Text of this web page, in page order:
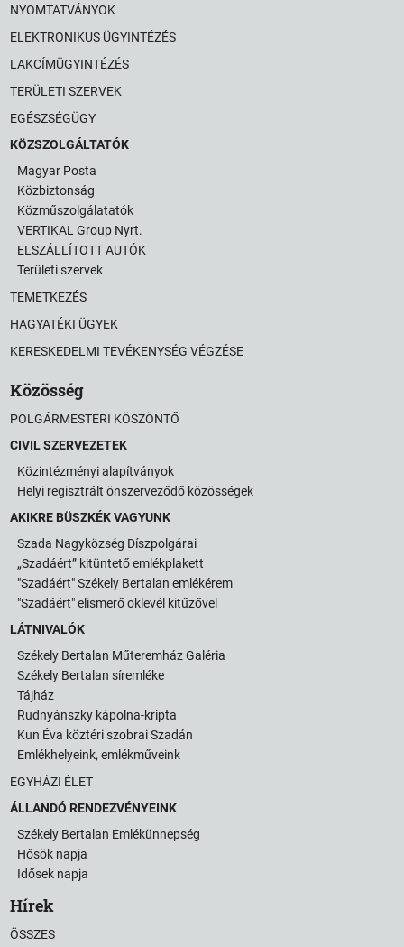
NYOMTATVÁNYOK
ELEKTRONIKUS ÜGYINTÉZÉS
LAKCÍMÜGYINTÉZÉS
TERÜLETI SZERVEK
EGÉSZSÉGÜGY
KÖZSZOLGÁLTATÓK
Magyar Posta
Közbiztonság
Közműszolgálatatók
VERTIKAL Group Nyrt.
ELSZÁLLÍTOTT AUTÓK
Területi szervek
TEMETKEZÉS
HAGYATÉKI ÜGYEK
KERESKEDELMI TEVÉKENYSÉG VÉGZÉSE
Közösség
POLGÁRMESTERI KÖSZÖNTŐ
CIVIL SZERVEZETEK
Közintézményi alapítványok
Helyi regisztrált önszerveződő közösségek
AKIKRE BÜSZKÉK VAGYUNK
Szada Nagyközség Díszpolgárai
„Szadáért” kitüntető emlékplakett
"Szadáért" Székely Bertalan emlékérem
"Szadáért" elismerő oklevél kitűzővel
LÁTNIVALÓK
Székely Bertalan Műteremház Galéria
Székely Bertalan síremléke
Tájház
Rudnyánszky kápolna-kripta
Kun Éva köztéri szobrai Szadán
Emlékhelyeink, emlékműveink
EGYHÁZI ÉLET
ÁLLANDÓ RENDEZVÉNYEINK
Székely Bertalan Emlékünnepség
Hősök napja
Idősek napja
Hírek
ÖSSZES